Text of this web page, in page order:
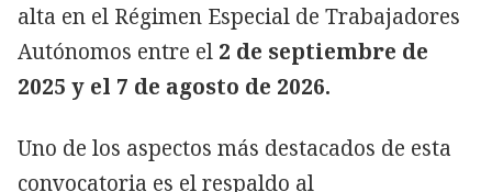
alta en el Régimen Especial de Trabajadores
Autónomos entre el 2 de septiembre de
2025 y el 7 de agosto de 2026.
Uno de los aspectos más destacados de esta
convocatoria es el respaldo al